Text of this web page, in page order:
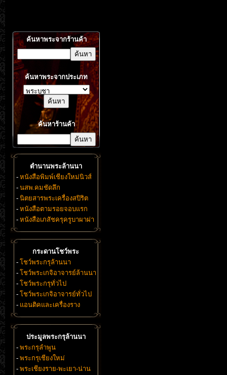
ค้นหาพระจากร้านค้า
ค้นหาพระจากประเภท
ค้นหาร้านค้า
ตำนานพระล้านนา
- หนังสือพิมพ์เชียงใหม่นิวส์
- นสพ.คมชัดลึก
- นิตยสารพระเครื่องสปิริต
- หนังสือตามรอยจอบแรก
- หนังสือเภสัชครุครูบาผาผ่า
กระดานโชว์พระ
- โชว์พระกรุล้านนา
- โชว์พระเกจิอาจารย์ล้านนา
- โชว์พระกรุทั่วไป
- โชว์พระเกจิอาจารย์ทั่วไป
- แอนติคและเครื่องราง
ประมูลพระกรุล้านนา
- พระกรุลำพูน
- พระกรุเชียงใหม่
- พระเชียงราย-พะเยา-น่าน